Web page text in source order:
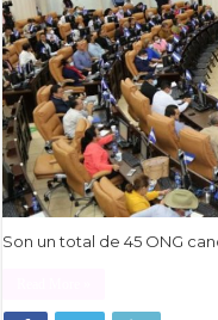
Son un total de 45 ONG